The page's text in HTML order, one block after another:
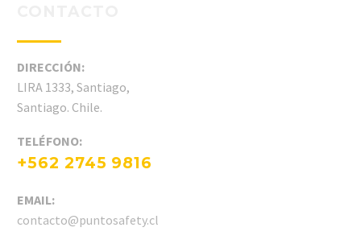
DIRECCIÓN:
LIRA 1333, Santiago,
Santiago. Chile.
TELÉFONO:
+562 2745 9816
EMAIL:
contacto@puntosafety.cl